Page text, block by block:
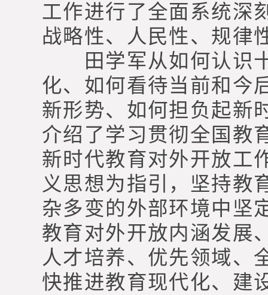
工作进行了全面系统深
战略性、人民性、规律
田学军从如何认识十
化、如何看待当前和今
新形势、如何担负起新
介绍了学习贯彻全国教
新时代教育对外开放工
义思想为指引，坚持教
杂多变的外部环境中坚
教育对外开放内涵发展
人才培养、优先领域、
快推进教育现代化、建